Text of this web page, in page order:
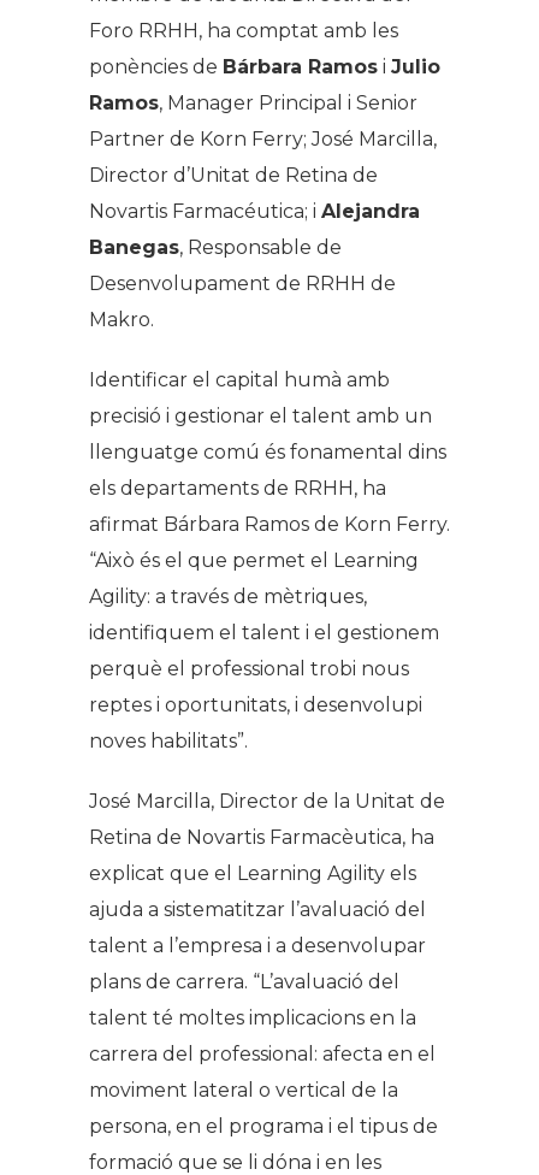
Foro RRHH, ha comptat amb les
ponències de Bárbara Ramos i Julio
Ramos, Manager Principal i Senior
Partner de Korn Ferry; José Marcilla,
Director d’Unitat de Retina de
Novartis Farmacéutica; i Alejandra
Banegas, Responsable de
Desenvolupament de RRHH de
Makro.
Identificar el capital humà amb
precisió i gestionar el talent amb un
llenguatge comú és fonamental dins
els departaments de RRHH, ha
afirmat Bárbara Ramos de Korn Ferry.
“Això és el que permet el Learning
Agility: a través de mètriques,
identifiquem el talent i el gestionem
perquè el professional trobi nous
reptes i oportunitats, i desenvolupi
noves habilitats”.
José Marcilla, Director de la Unitat de
Retina de Novartis Farmacèutica, ha
explicat que el Learning Agility els
ajuda a sistematitzar l’avaluació del
talent a l’empresa i a desenvolupar
plans de carrera. “L’avaluació del
talent té moltes implicacions en la
carrera del professional: afecta en el
moviment lateral o vertical de la
persona, en el programa i el tipus de
formació que se li dóna i en les